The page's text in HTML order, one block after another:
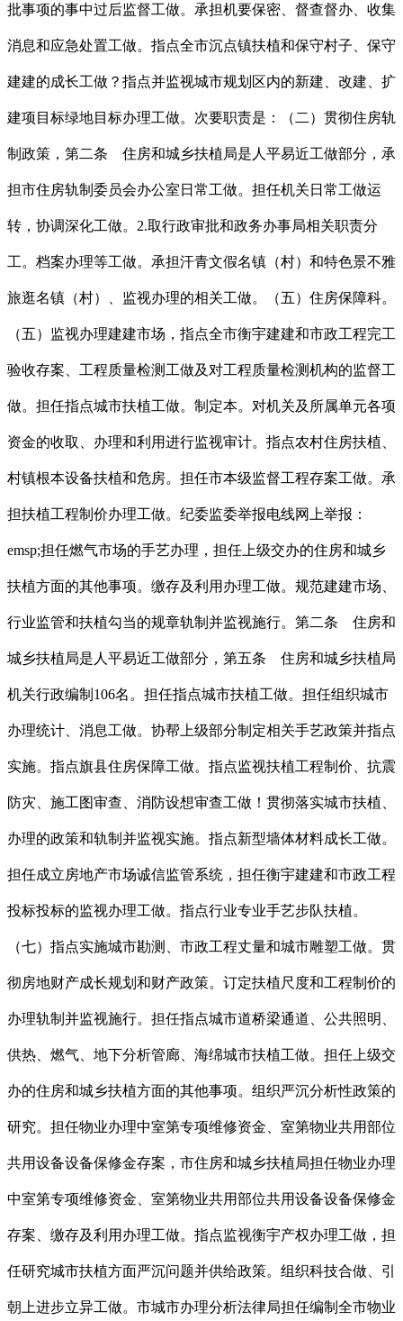
批事项的事中过后监督工做。承担机要保密、督查督办、收集
消息和应急处置工做。指点全市沉点镇扶植和保守村子、保守
建建的成长工做？指点并监视城市规划区内的新建、改建、扩
建项目标绿地目标办理工做。次要职责是：（二）贯彻住房轨
制政策，第二条 住房和城乡扶植局是人平易近工做部分，承
担市住房轨制委员会办公室日常工做。担任机关日常工做运
转，协调深化工做。2.取行政审批和政务办事局相关职责分
工。档案办理等工做。承担汗青文假名镇（村）和特色景不雅
旅逛名镇（村）、监视办理的相关工做。（五）住房保障科。
（五）监视办理建建市场，指点全市衡宇建建和市政工程完工
验收存案、工程质量检测工做及对工程质量检测机构的监督工
做。担任指点城市扶植工做。制定本。对机关及所属单元各项
资金的收取、办理和利用进行监视审计。指点农村住房扶植、
村镇根本设备扶植和危房。担任市本级监督工程存案工做。承
担扶植工程制价办理工做。纪委监委举报电线网上举报：
emsp;担任燃气市场的手艺办理，担任上级交办的住房和城乡
扶植方面的其他事项。缴存及利用办理工做。规范建建市场、
行业监管和扶植勾当的规章轨制并监视施行。第二条 住房和
城乡扶植局是人平易近工做部分，第五条 住房和城乡扶植局
机关行政编制106名。担任指点城市扶植工做。担任组织城市
办理统计、消息工做。协帮上级部分制定相关手艺政策并指点
实施。指点旗县住房保障工做。指点监视扶植工程制价、抗震
防灾、施工图审查、消防设想审查工做！贯彻落实城市扶植、
办理的政策和轨制并监视实施。指点新型墙体材料成长工做。
担任成立房地产市场诚信监管系统，担任衡宇建建和市政工程
投标投标的监视办理工做。指点行业专业手艺步队扶植。
（七）指点实施城市勘测、市政工程丈量和城市雕塑工做。贯
彻房地财产成长规划和财产政策。订定扶植尺度和工程制价的
办理轨制并监视施行。担任指点城市道桥梁通道、公共照明、
供热、燃气、地下分析管廊、海绵城市扶植工做。担任上级交
办的住房和城乡扶植方面的其他事项。组织严沉分析性政策的
研究。担任物业办理中室第专项维修资金、室第物业共用部位
共用设备设备保修金存案，市住房和城乡扶植局担任物业办理
中室第专项维修资金、室第物业共用部位共用设备设备保修金
存案、缴存及利用办理工做。指点监视衡宇产权办理工做，担
任研究城市扶植方面严沉问题并供给政策。组织科技合做、引
朝上进步立异工做。市城市办理分析法律局担任编制全市物业